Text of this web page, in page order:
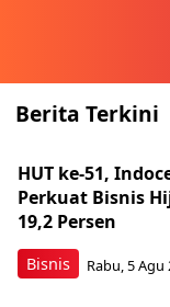
Berita Terkini
Bisnis
HUT ke-51,
Perkuat Bisnis
19,2 Persen
Rabu, 5 Agu